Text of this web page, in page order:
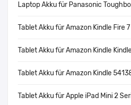
Laptop Akku für Panasonic
Tablet Akku für Amazon Kindle Fire
Tablet Akku für Amazon Kindle
Tablet Akku für Amazon Kindle
Tablet Akku für Apple iPad Mini 2